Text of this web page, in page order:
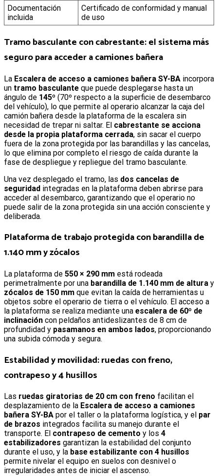
Documentación
incluida
Certificado de conformidad y manual
de uso
Tramo basculante con cabrestante: el sistema más
seguro para acceder a camiones bañera
La Escalera de acceso a camiones bañera SY-BA incorpora
un tramo basculante que puede desplegarse hasta un
ángulo de 145º (70º respecto a la superficie de desembarco
del vehículo), lo que permite al operario alcanzar la caja del
camión bañera desde la plataforma de la escalera sin
necesidad de trepar ni saltar. El cabrestante se acciona
desde la propia plataforma cerrada, sin sacar el cuerpo
fuera de la zona protegida por las barandillas y las cancelas,
lo que elimina por completo el riesgo de caída durante la
fase de despliegue y repliegue del tramo basculante.
Una vez desplegado el tramo, las dos cancelas de
seguridad integradas en la plataforma deben abrirse para
acceder al desembarco, garantizando que el operario no
puede salir de la zona protegida sin una acción consciente y
deliberada.
Plataforma de trabajo protegida con barandilla de
1.140 mm y zócalos
La plataforma de 550 × 290 mm está rodeada
perimetralmente por una barandilla de 1.140 mm de altura y
zócalos de 150 mm que evitan la caída de herramientas u
objetos sobre el operario de tierra o el vehículo. El acceso a
la plataforma se realiza mediante una escalera de 60º de
inclinación con peldaños antideslizantes de 8 cm de
profundidad y pasamanos en ambos lados, proporcionando
una subida cómoda y segura.
Estabilidad y movilidad: ruedas con freno,
contrapeso y 4 husillos
Las ruedas giratorias de 20 cm con freno facilitan el
desplazamiento de la Escalera de acceso a camiones
bañera SY-BA por el taller o la plataforma logística, y el par
de brazos integrados facilita su manejo durante el
transporte. El contrapeso de cemento y los 4
estabilizadores garantizan la estabilidad del conjunto
durante el uso, y la base estabilizante con 4 husillos
permite nivelar el equipo en suelos con desnivel o
irregularidades antes de iniciar el ascenso.